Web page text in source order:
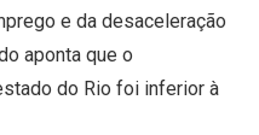
e da desaceleração
aponta que o
do Rio foi inferior à